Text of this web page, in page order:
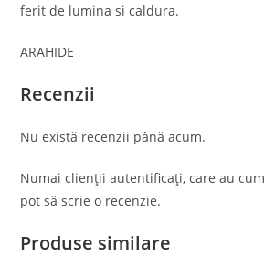
ferit de lumina si caldura.
ARAHIDE
Recenzii
Nu există recenzii până acum.
Numai clienții autentificați, care au
pot să scrie o recenzie.
Produse similare